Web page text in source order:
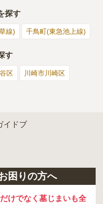
探す
線) 千鳥町(東急池上線)
す
区 川崎市川崎区
困りの方へ
けでなく墓じまいも全